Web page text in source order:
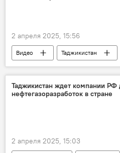
2 апреля 2025, 15:56
Видео
Таджикистан
Новости Худжанда и Согдийской
Великая Отечественная война (1941-
9 мая - День Победы в Великой
81-летие Победы в Великой
Таджикистан ждет компании РФ
нефтегазоразработок в стране
2 апреля 2025, 15:03